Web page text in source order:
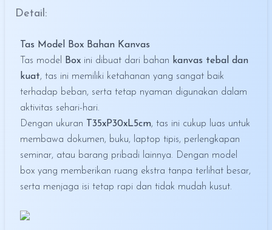
Detail:
Tas Model Box Bahan Kanvas
Tas model Box ini dibuat dari bahan kanvas tebal dan
kuat, tas ini memiliki ketahanan yang sangat baik
terhadap beban, serta tetap nyaman digunakan dalam
aktivitas sehari-hari.
Dengan ukuran T35xP30xL5cm, tas ini cukup luas untuk
membawa dokumen, buku, laptop tipis, perlengkapan
seminar, atau barang pribadi lainnya. Dengan model
box yang memberikan ruang ekstra tanpa terlihat besar,
serta menjaga isi tetap rapi dan tidak mudah kusut.